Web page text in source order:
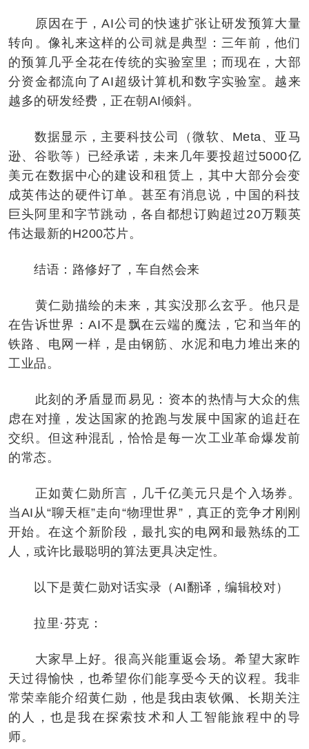
原因在于，AI公司的快速扩张让研发预算大量
转向。像礼来这样的公司就是典型：三年前，他们
的预算几乎全花在传统的实验室里；而现在，大部
分资金都流向了AI超级计算机和数字实验室。越来
越多的研发经费，正在朝AI倾斜。
数据显示，主要科技公司（微软、Meta、亚马
逊、谷歌等）已经承诺，未来几年要投超过5000亿
美元在数据中心的建设和租赁上，其中大部分会变
成英伟达的硬件订单。甚至有消息说，中国的科技
巨头阿里和字节跳动，各自都想订购超过20万颗英
伟达最新的H200芯片。
结语：路修好了，车自然会来
黄仁勋描绘的未来，其实没那么玄乎。他只是
在告诉世界：AI不是飘在云端的魔法，它和当年的
铁路、电网一样，是由钢筋、水泥和电力堆出来的
工业品。
此刻的矛盾显而易见：资本的热情与大众的焦
虑在对撞，发达国家的抢跑与发展中国家的追赶在
交织。但这种混乱，恰恰是每一次工业革命爆发前
的常态。
正如黄仁勋所言，几千亿美元只是个入场券。
当AI从“聊天框”走向“物理世界”，真正的竞争才刚刚
开始。在这个新阶段，最扎实的电网和最熟练的工
人，或许比最聪明的算法更具决定性。
以下是黄仁勋对话实录（AI翻译，编辑校对）
拉里·芬克：
大家早上好。很高兴能重返会场。希望大家昨
天过得愉快，也希望你们能享受今天的议程。我非
常荣幸能介绍黄仁勋，他是我由衷钦佩、长期关注
的人，也是我在探索技术和人工智能旅程中的导
师。